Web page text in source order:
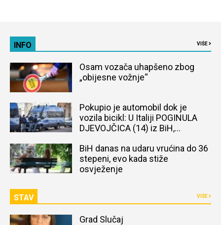
INFO VIŠE
Osam vozača uhapšeno zbog
„obijesne vožnje“
Pokupio je automobil dok je
vozila bicikl: U Italiji POGINULA
DJEVOJČICA (14) iz BiH,
BiH danas na udaru vrućina do 36
stepeni, evo kada stiže
osvježenje
STAV VIŠE
Grad Slučaj